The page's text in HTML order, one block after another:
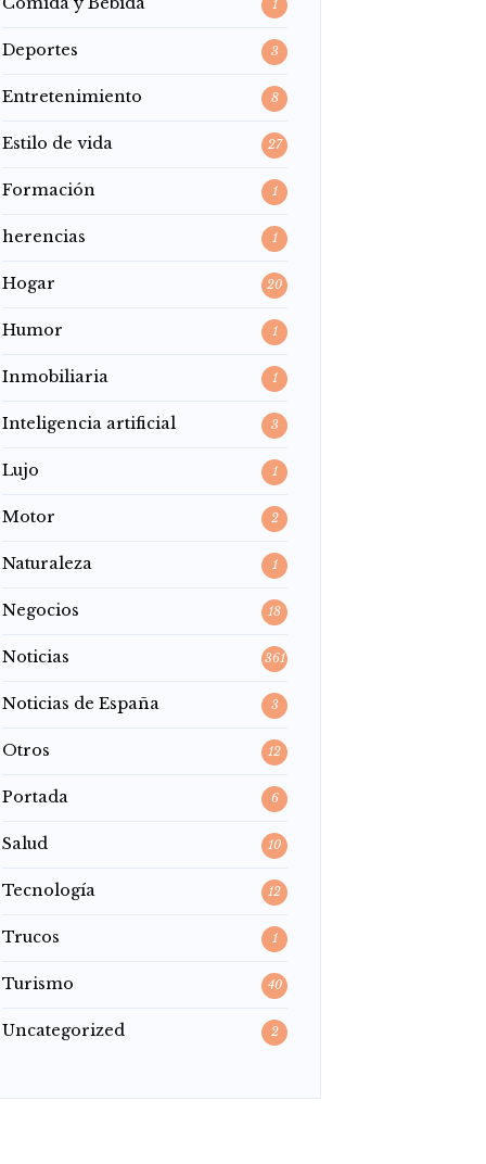
1
Deportes 3
Entretenimiento 8
Estilo de vida 27
Formación 1
herencias 1
Hogar 20
Humor 1
Inmobiliaria 1
Inteligencia artificial 3
Lujo 1
Motor 2
Naturaleza 1
Negocios 18
Noticias 361
Noticias de España 3
Otros 12
Portada 6
Salud 10
Tecnología 12
Trucos 1
Turismo 40
Uncategorized 2